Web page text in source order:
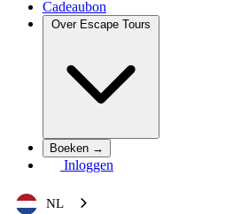
Cadeaubon
Over Escape Tours
Boeken →
Inloggen
NL